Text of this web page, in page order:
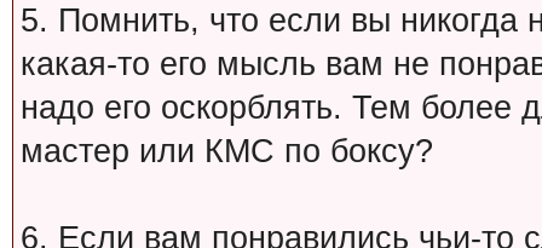
5. Помнить, что если вы никогда
какая-то его мысль вам не
надо его оскорблять. Тем более
мастер или КМС по боксу?
6. Если вам понравились чьи-то